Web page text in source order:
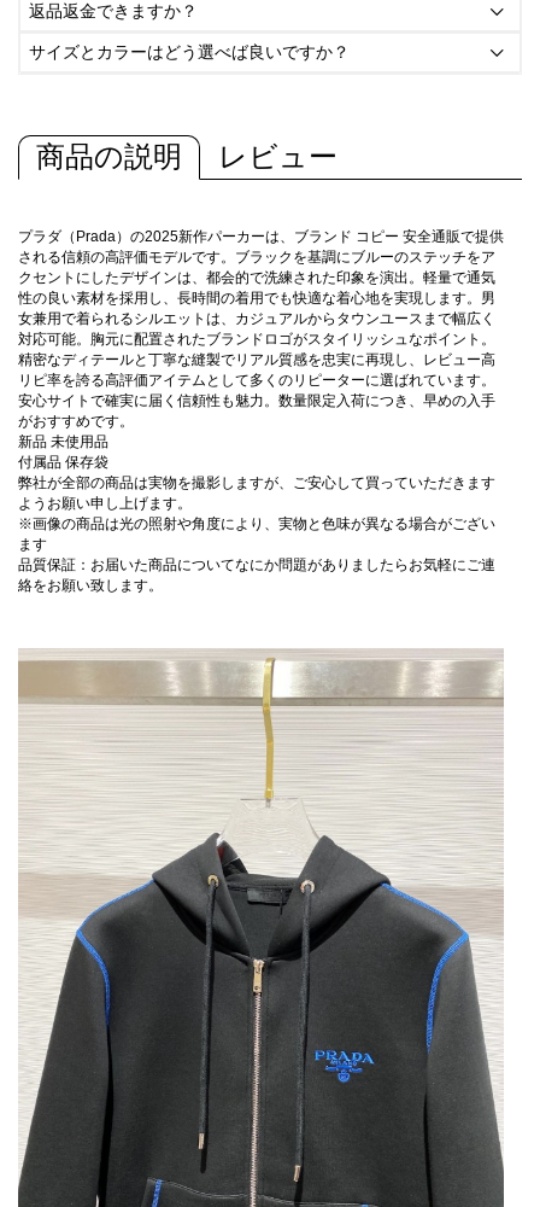
返品返金できますか？ 
サイズとカラーはどう選べば良いですか？ 
商品の説明 レビュー
プラダ（Prada）の2025新作パーカーは、ブランド コピー 安全通販で提供
される信頼の高評価モデルです。ブラックを基調にブルーのステッチをア
クセントにしたデザインは、都会的で洗練された印象を演出。軽量で通気
性の良い素材を採用し、長時間の着用でも快適な着心地を実現します。男
女兼用で着られるシルエットは、カジュアルからタウンユースまで幅広く
対応可能。胸元に配置されたブランドロゴがスタイリッシュなポイント。
精密なディテールと丁寧な縫製でリアル質感を忠実に再現し、レビュー高
リピ率を誇る高評価アイテムとして多くのリピーターに選ばれています。
安心サイトで確実に届く信頼性も魅力。数量限定入荷につき、早めの入手
がおすすめです。
新品 未使用品
付属品 保存袋
弊社が全部の商品は実物を撮影しますが、ご安心して買っていただきます
ようお願い申し上げます。
※画像の商品は光の照射や角度により、実物と色味が異なる場合がござい
ます
品質保証：お届いた商品についてなにか問題がありましたらお気軽にご連
絡をお願い致します。